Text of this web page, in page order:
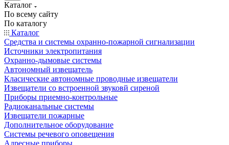
Каталог
По всему сайту
По каталогу
Каталог
Средства и системы охранно-пожарной сигнализации
Источники электропитания
Охранно-дымовые системы
Автономный извещатель
Класические автономные проводные извещатели
Извещатели со встроенной звуковй сиреной
Приборы приемно-контрольные
Радиоканальные системы
Извещатели пожарные
Дополнительное оборудование
Системы речевого оповещения
Адресные приборы